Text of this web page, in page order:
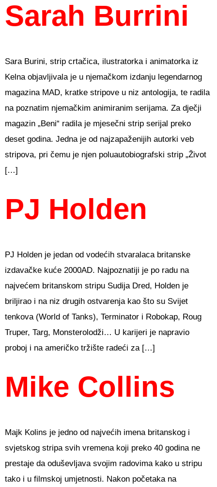
Sarah Burrini
Sara Burini, strip crtačica, ilustratorka i animatorka iz
Kelna objavljivala je u njemačkom izdanju legendarnog
magazina MAD, kratke stripove u niz antologija, te radila
na poznatim njemačkim animiranim serijama. Za dječji
magazin „Beni“ radila je mjesečni strip serijal preko
deset godina. Jedna je od najzapaženijih autorki veb
stripova, pri čemu je njen poluautobiografski strip „Život
[…]
PJ Holden
PJ Holden je jedan od vodećih stvaralaca britanske
izdavačke kuće 2000AD. Najpoznatiji je po radu na
najvećem britanskom stripu Sudija Dred, Holden je
briljirao i na niz drugih ostvarenja kao što su Svijet
tenkova (World of Tanks), Terminator i Robokap, Roug
Truper, Targ, Monsterolodži… U karijeri je napravio
proboj i na američko tržište radeći za […]
Mike Collins
Majk Kolins je jedno od najvećih imena britanskog i
svjetskog stripa svih vremena koji preko 40 godina ne
prestaje da oduševljava svojim radovima kako u stripu
tako i u filmskoj umjetnosti. Nakon početaka na